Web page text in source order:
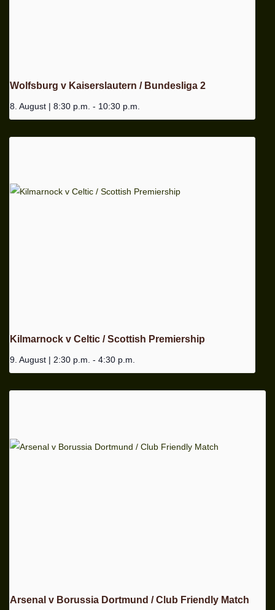
Wolfsburg v Kaiserslautern / Bundesliga 2
8. August | 8:30 p.m. - 10:30 p.m.
Kilmarnock v Celtic / Scottish Premiership
9. August | 2:30 p.m. - 4:30 p.m.
Arsenal v Borussia Dortmund / Club Friendly Match